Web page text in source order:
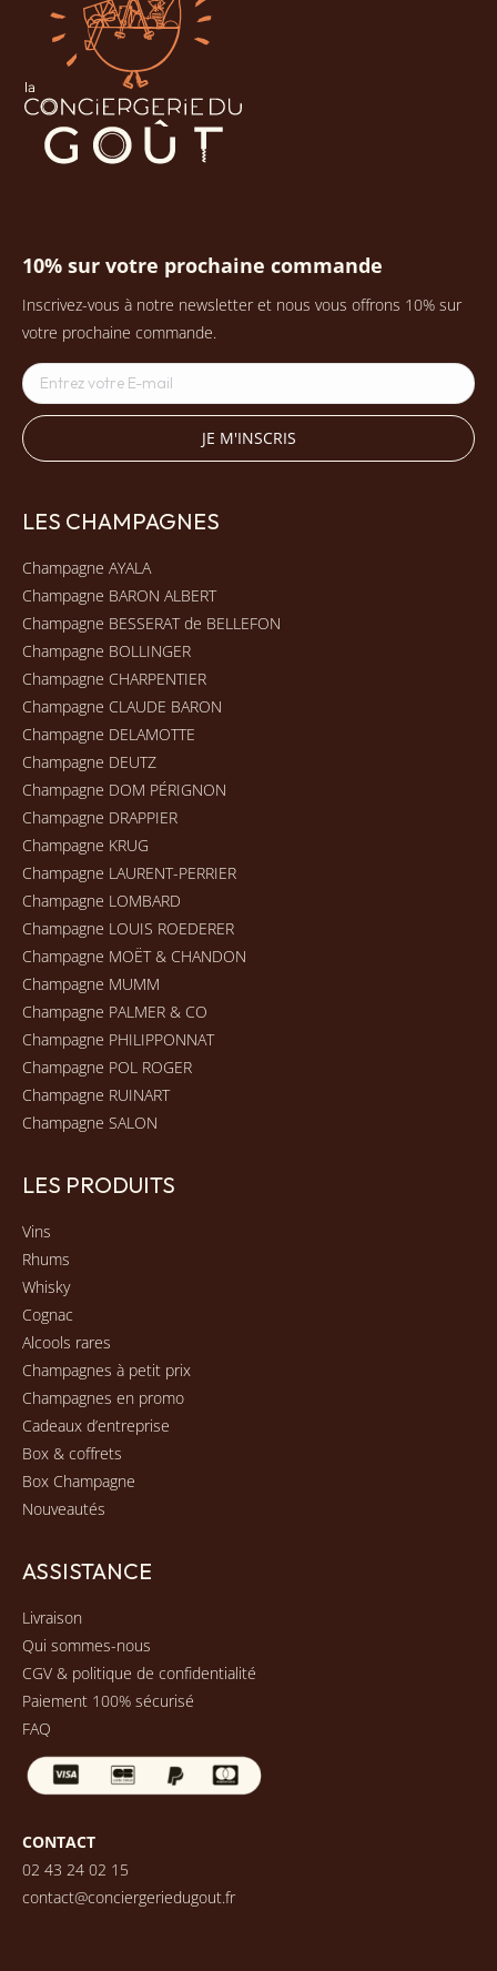
10% sur votre prochaine commande
Inscrivez-vous à notre newsletter et nous vous offrons 10% sur
votre prochaine commande.
LES CHAMPAGNES
Champagne AYALA
Champagne BARON ALBERT
Champagne BESSERAT de BELLEFON
Champagne BOLLINGER
Champagne CHARPENTIER
Champagne CLAUDE BARON
Champagne DELAMOTTE
Champagne DEUTZ
Champagne DOM PÉRIGNON
Champagne DRAPPIER
Champagne KRUG
Champagne LAURENT-PERRIER
Champagne LOMBARD
Champagne LOUIS ROEDERER
Champagne MOËT & CHANDON
Champagne MUMM
Champagne PALMER & CO
Champagne PHILIPPONNAT
Champagne POL ROGER
Champagne RUINART
Champagne SALON
LES PRODUITS
Vins
Rhums
Whisky
Cognac
Alcools rares
Champagnes à petit prix
Champagnes en promo
Cadeaux d’entreprise
Box & coffrets
Box Champagne
Nouveautés
ASSISTANCE
Livraison
Qui sommes-nous
CGV & politique de confidentialité
Paiement 100% sécurisé
FAQ
CONTACT
02 43 24 02 15
contact@conciergeriedugout.fr